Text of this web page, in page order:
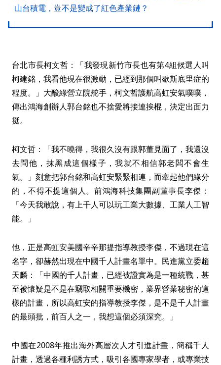
山台積電，豈不是變成了紅色產業鏈？
台北市長柯文哲：「我發現新竹市長也有第4組候選人叫
柯建銘，我看他現在很激動，已經到那個叫歇斯底里症的
程度。」大酸綠營立院舵手，柯文哲護航高虹安氣噗噗，
傳出鴻海創辦人郭台銘也不捨愛將接連挨棍，決定出面力
挺。
柯文哲：「我不曉得，我很久沒有跟郭董見面了，我還沒
去問他，抹黑成這個樣子，我就不相信郭老闆不會生
氣。」刻意把郭台銘和高虹安緊緊相連，而牽起他們緣分
的，不得不提這個人。前鴻海科技集團副董事長李傑：
「今天我敢說，有上千人可以玩工業大數據、工業人工智
能。」
他，正是高虹安美國辛辛那提指導教授李傑，不過現在這
名字，卻赫然出現在中國千人計畫名單中。民進黨立委趙
天麟：「中國的千人計畫，已經被證實為是一種統戰，甚
至被懷疑是不是在竊取相關重要機密，業界營業秘密的這
樣的計畫，所以高虹安的指導教授李傑，是不是千人計畫
的最頭批，前百人之一，我想這個必須深究。」
中國在2008年推出海外高層次人才引進計畫，簡稱千人
計畫，透過各種利誘方式，吸引各國專家學者，或專業技